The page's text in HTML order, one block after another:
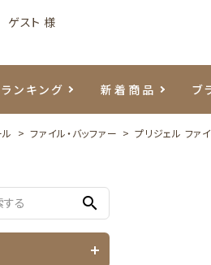
ゲスト 様
ランキング 新着商品 ブ
ル
ファイル・バッファー プリジェル ファ
search